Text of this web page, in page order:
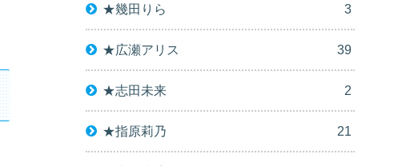
★幾田りら 3
★広瀬アリス 39
★志田未来 2
★指原莉乃 21